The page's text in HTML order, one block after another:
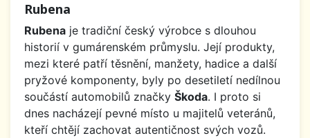
Rubena
Rubena je tradiční český výrobce s dlouhou
historií v gumárenském průmyslu. Její produkty,
mezi které patří těsnění, manžety, hadice a další
pryžové komponenty, byly po desetiletí nedílnou
součástí automobilů značky Škoda. I proto si
dnes nacházejí pevné místo u majitelů veteránů,
kteří chtějí zachovat autentičnost svých vozů.